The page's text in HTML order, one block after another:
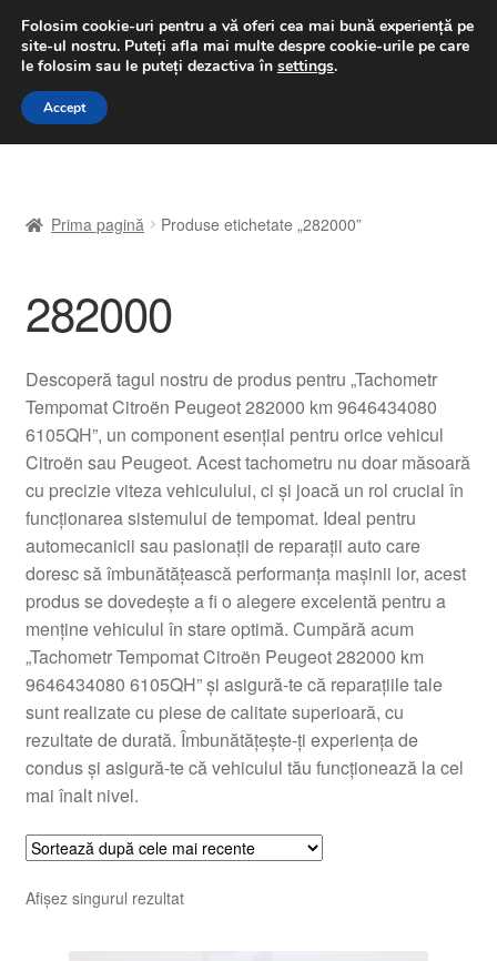
LIVRARE de la 33 lei
luni-vineri 9 a.m. - 4 p.m.031 229 6816
Sari
Sari
A lua legatura
Contul meu
Despre noi
Finalizare comandă
Livrare
Livrare în toată lumea
Plângere
Plățile
Politică de confidențialitate
Procedura de reclamație
Termeni si conditii
Prima pagină Produse etichetate „282000”
282000
Descoperă tagul nostru de produs pentru „Tachometr
Tempomat Citroën Peugeot 282000 km 9646434080
6105QH”, un component esențial pentru orice vehicul
Citroën sau Peugeot. Acest tachometru nu doar măsoară
cu precizie viteza vehiculului, ci și joacă un rol crucial în
funcționarea sistemului de tempomat. Ideal pentru
automecanicii sau pasionații de reparații auto care
doresc să îmbunătățească performanța mașinii lor, acest
produs se dovedește a fi o alegere excelentă pentru a
menține vehiculul în stare optimă. Cumpără acum
„Tachometr Tempomat Citroën Peugeot 282000 km
9646434080 6105QH” și asigură-te că reparațiile tale
sunt realizate cu piese de calitate superioară, cu
rezultate de durată. Îmbunătățește-ți experiența de
condus și asigură-te că vehiculul tău funcționează la cel
mai înalt nivel.
Afișez singurul rezultat
Folosim cookie-uri pentru a vă oferi cea mai bună experiență pe
site-ul nostru. Puteți afla mai multe despre cookie-urile pe care
le folosim sau le puteți dezactiva în settings.
Accept